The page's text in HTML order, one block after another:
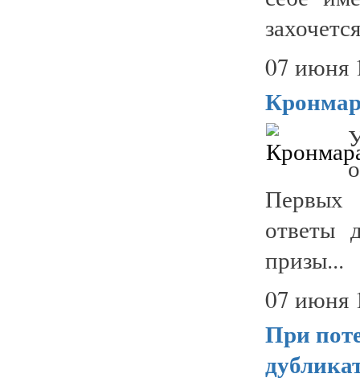
07 июня
Первых
ответы
призы...
07 июня
При